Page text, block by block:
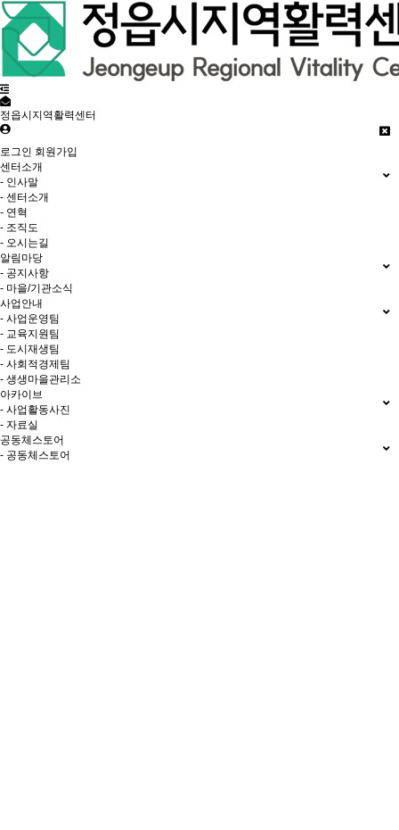
정읍시지역활력센터
로그인 회원가입
센터소개
- 인사말
- 센터소개
- 연혁
- 조직도
- 오시는길
알림마당
- 공지사항
- 마을/기관소식
사업안내
- 사업운영팀
- 교육지원팀
- 도시재생팀
- 사회적경제팀
- 생생마을관리소
아카이브
- 사업활동사진
- 자료실
공동체스토어
- 공동체스토어